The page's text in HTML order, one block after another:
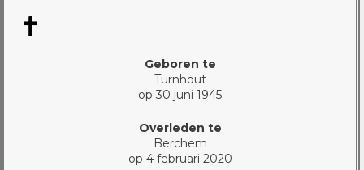
Geboren te
Turnhout
op 30 juni 1945
Overleden te
Berchem
op 4 februari 2020